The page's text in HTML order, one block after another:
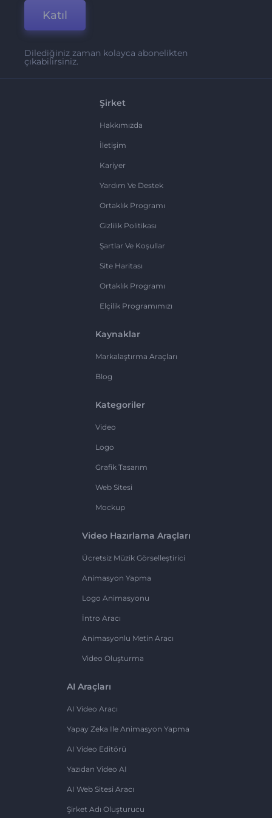
Katıl
Dilediğiniz zaman kolayca abonelikten
çıkabilirsiniz.
Şirket
Hakkımızda
İletişim
Kariyer
Yardım Ve Destek
Ortaklık Programı
Gizlilik Politikası
Şartlar Ve Koşullar
Site Haritası
Ortaklık Programı
Elçilik Programımızı
Kaynaklar
Markalaştırma Araçları
Blog
Kategoriler
Video
Logo
Grafik Tasarım
Web Sitesi
Mockup
Video Hazırlama Araçları
Ücretsiz Müzik Görselleştirici
Animasyon Yapma
Logo Animasyonu
İntro Aracı
Animasyonlu Metin Aracı
Video Oluşturma
AI Araçları
AI Video Aracı
Yapay Zeka Ile Animasyon Yapma
AI Video Editörü
Yazıdan Video AI
AI Web Sitesi Aracı
Şirket Adı Oluşturucu